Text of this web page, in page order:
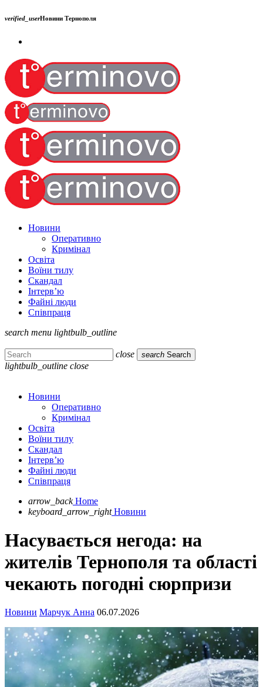
verified_userНовини Тернополя
Новини
Оперативно
Кримінал
Освіта
Воїни тилу
Скандал
Інтерв’ю
Файні люди
Співпраця
search menu lightbulb_outline
close search Search
lightbulb_outline close
Новини
Оперативно
Кримінал
Освіта
Воїни тилу
Скандал
Інтерв’ю
Файні люди
Співпраця
arrow_back Home
keyboard_arrow_right Новини
Насувається негода: на
жителів Тернополя та області
чекають погодні сюрпризи
Новини Марчук Анна 06.07.2026